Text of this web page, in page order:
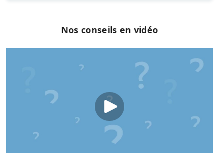
Nos conseils en vidéo